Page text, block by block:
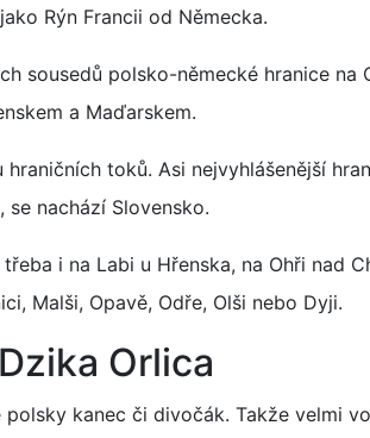
Rýn Francii od Německa.
sousedů polsko-německé hranice na
a Maďarskem.
hraničních toků. Asi nejvyhlášenější
se nachází Slovensko.
i na Labi u Hřenska, na Ohři nad
Malši, Opavě, Odře, Olši nebo Dyji.
Orlica
polsky kanec či divočák. Takže velmi